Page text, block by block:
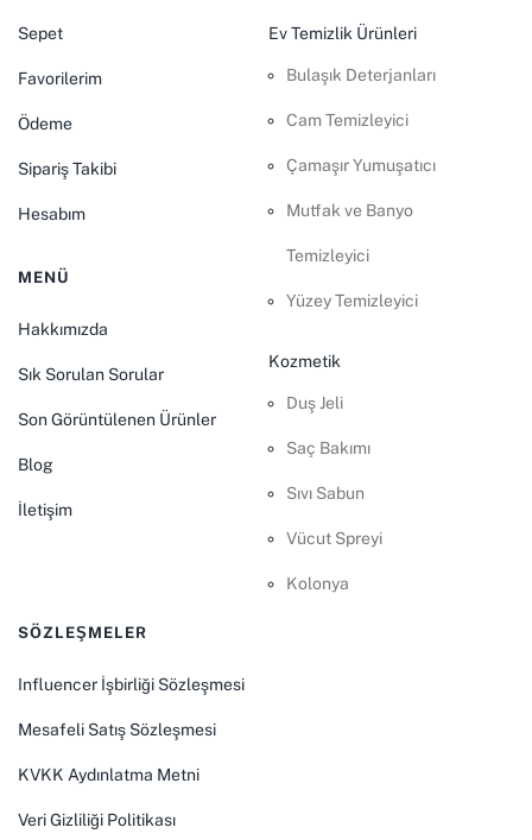
Sepet
Favorilerim
Ödeme
Sipariş Takibi
Hesabım
MENÜ
Hakkımızda
Sık Sorulan Sorular
Son Görüntülenen Ürünler
Blog
İletişim
Ev Temizlik Ürünleri
Bulaşık Deterjanları
Cam Temizleyici
Çamaşır Yumuşatıcı
Mutfak ve Banyo
Temizleyici
Yüzey Temizleyici
Kozmetik
Duş Jeli
Saç Bakımı
Sıvı Sabun
Vücut Spreyi
Kolonya
SÖZLEŞMELER
Influencer İşbirliği Sözleşmesi
Mesafeli Satış Sözleşmesi
KVKK Aydınlatma Metni
Veri Gizliliği Politikası